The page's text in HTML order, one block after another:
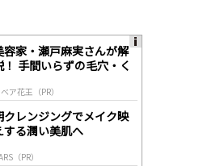
容家・瀬戸麻実さんが解
！ 手間いらずの毛穴・く
ア花王（PR）
クレンジングでメイク映
する潤い美肌へ
（PR）